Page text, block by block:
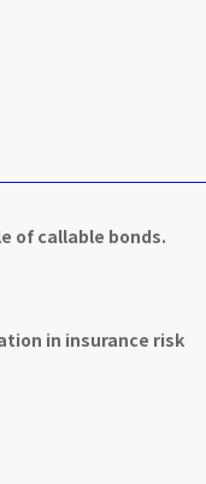
of callable bonds.
in insurance risk